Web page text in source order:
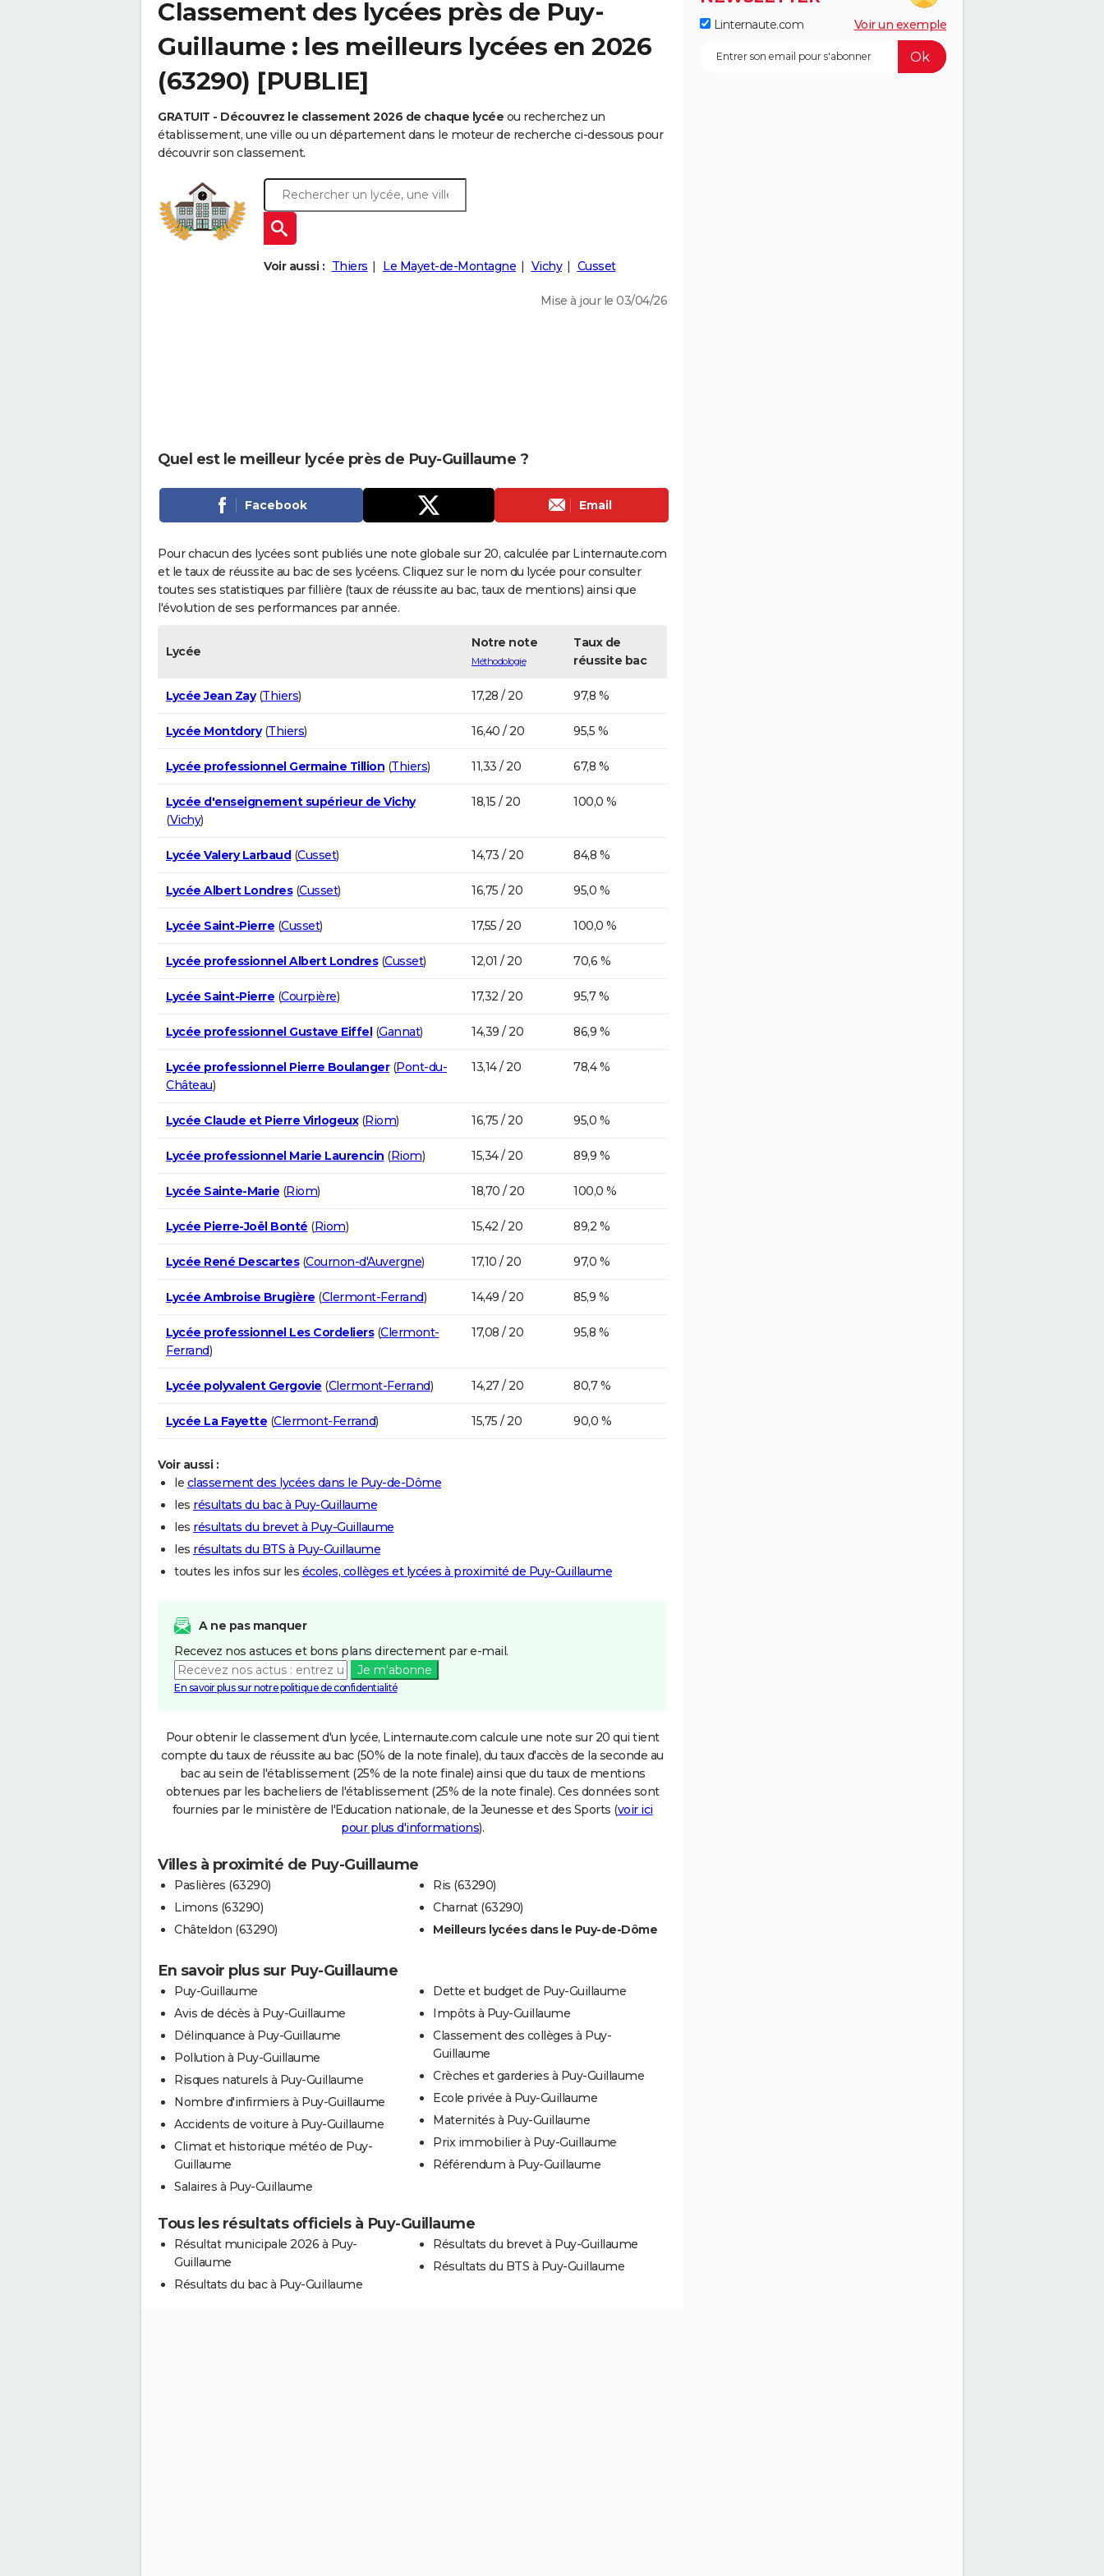
Classement des lycées près de Puy-
Guillaume : les meilleurs lycées en 2026
(63290) [PUBLIE]
GRATUIT - Découvrez le classement 2026 de chaque lycée ou recherchez un
établissement, une ville ou un département dans le moteur de recherche ci-dessous pour
découvrir son classement.
Voir aussi : Thiers Le Mayet-de-Montagne Vichy Cusset
Mise à jour le 03/04/26
Quel est le meilleur lycée près de Puy-Guillaume ?
Facebook Email
Pour chacun des lycées sont publiés une note globale sur 20, calculée par Linternaute.com
et le taux de réussite au bac de ses lycéens. Cliquez sur le nom du lycée pour consulter
toutes ses statistiques par fillière (taux de réussite au bac, taux de mentions) ainsi que
l'évolution de ses performances par année.
Lycée
Notre note
Méthodologie
Taux de
réussite bac
Lycée Jean Zay(Thiers) 17,28 / 20 97,8 %
Lycée Montdory(Thiers) 16,40 / 20 95,5 %
Lycée professionnel Germaine Tillion (Thiers) 11,33 / 20 67,8 %
Lycée d'enseignement supérieur de Vichy
(Vichy)
18,15 / 20 100,0 %
Lycée Valery Larbaud(Cusset) 14,73 / 20 84,8 %
Lycée Albert Londres(Cusset) 16,75 / 20 95,0 %
Lycée Saint-Pierre (Cusset) 17,55 / 20 100,0 %
Lycée professionnel Albert Londres(Cusset) 12,01 / 20 70,6 %
Lycée Saint-Pierre (Courpière) 17,32 / 20 95,7 %
Lycée professionnel Gustave Eiffel(Gannat) 14,39 / 20 86,9 %
Lycée professionnel Pierre Boulanger(Pont-du-
Château)
13,14 / 20 78,4 %
Lycée Claude et Pierre Virlogeux(Riom) 16,75 / 20 95,0 %
Lycée professionnel Marie Laurencin (Riom) 15,34 / 20 89,9 %
Lycée Sainte-Marie (Riom) 18,70 / 20 100,0 %
Lycée Pierre-Joël Bonté (Riom) 15,42 / 20 89,2 %
Lycée René Descartes(Cournon-d'Auvergne) 17,10 / 20 97,0 %
Lycée Ambroise Brugière (Clermont-Ferrand) 14,49 / 20 85,9 %
Lycée professionnel Les Cordeliers(Clermont-
Ferrand)
17,08 / 20 95,8 %
Lycée polyvalent Gergovie (Clermont-Ferrand) 14,27 / 20 80,7 %
Lycée La Fayette (Clermont-Ferrand) 15,75 / 20 90,0 %
Voir aussi :
le classement des lycées dans le Puy-de-Dôme
les résultats du bac à Puy-Guillaume
les résultats du brevet à Puy-Guillaume
les résultats du BTS à Puy-Guillaume
toutes les infos sur les écoles, collèges et lycées à proximité de Puy-Guillaume
A ne pas manquer
Recevez nos astuces et bons plans directement par e-mail.
Je m'abonne
En savoir plus sur notre politique de confidentialité
Pour obtenir le classement d'un lycée, Linternaute.com calcule une note sur 20 qui tient
compte du taux de réussite au bac (50% de la note finale), du taux d'accès de la seconde au
bac au sein de l'établissement (25% de la note finale) ainsi que du taux de mentions
obtenues par les bacheliers de l'établissement (25% de la note finale). Ces données sont
fournies par le ministère de l'Education nationale, de la Jeunesse et des Sports (voir ici
pour plus d'informations).
Villes à proximité de Puy-Guillaume
Paslières (63290)
Limons (63290)
Châteldon (63290)
Ris (63290)
Charnat (63290)
Meilleurs lycées dans le Puy-de-Dôme
En savoir plus sur Puy-Guillaume
Puy-Guillaume
Avis de décès à Puy-Guillaume
Délinquance à Puy-Guillaume
Pollution à Puy-Guillaume
Risques naturels à Puy-Guillaume
Nombre d'infirmiers à Puy-Guillaume
Accidents de voiture à Puy-Guillaume
Climat et historique météo de Puy-
Guillaume
Salaires à Puy-Guillaume
Dette et budget de Puy-Guillaume
Impôts à Puy-Guillaume
Classement des collèges à Puy-
Guillaume
Crèches et garderies à Puy-Guillaume
Ecole privée à Puy-Guillaume
Maternités à Puy-Guillaume
Prix immobilier à Puy-Guillaume
Référendum à Puy-Guillaume
Tous les résultats officiels à Puy-Guillaume
Résultat municipale 2026 à Puy-
Guillaume
Résultats du bac à Puy-Guillaume
Résultats du brevet à Puy-Guillaume
Résultats du BTS à Puy-Guillaume
Linternaute.com Voir un exemple